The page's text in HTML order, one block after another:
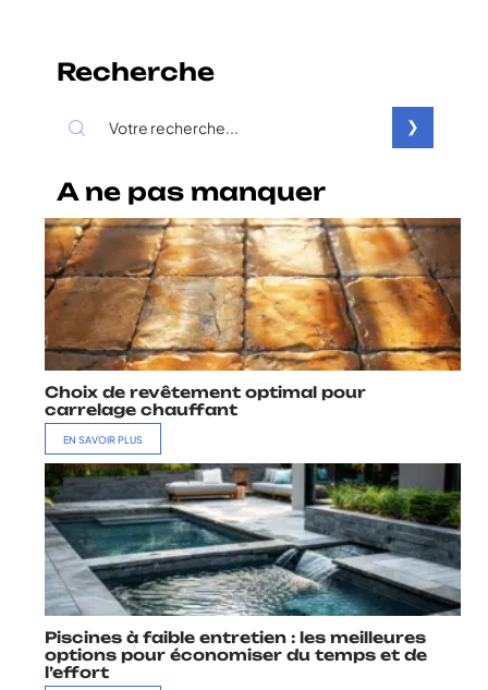
Recherche
A ne pas manquer
Choix de revêtement optimal pour
carrelage chauffant
EN SAVOIR PLUS
Piscines à faible entretien : les meilleures
options pour économiser du temps et de
l’effort